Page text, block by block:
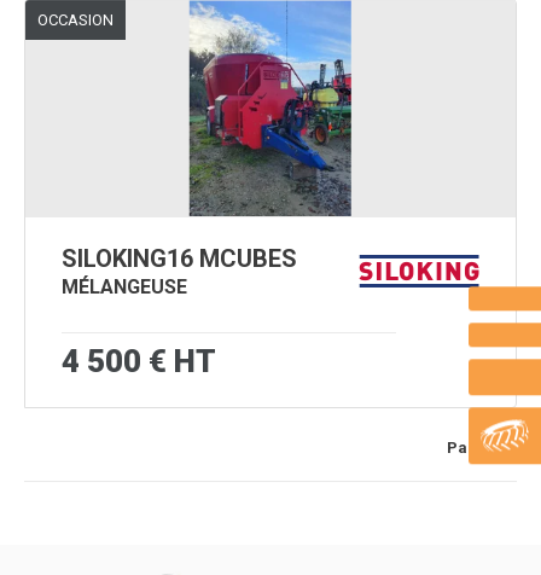
OCCASION
MÉLANGEUSE
SILOKING16 MCUBES
4 500 € HT
Page 1/ 1